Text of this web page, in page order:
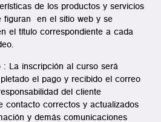
de los productos y servicios
figuran en el sitio web y se
el título correspondiente a cada
: La inscripción al curso será
el pago y recibido el correo
del cliente
contacto correctos y actualizados
y demás comunicaciones